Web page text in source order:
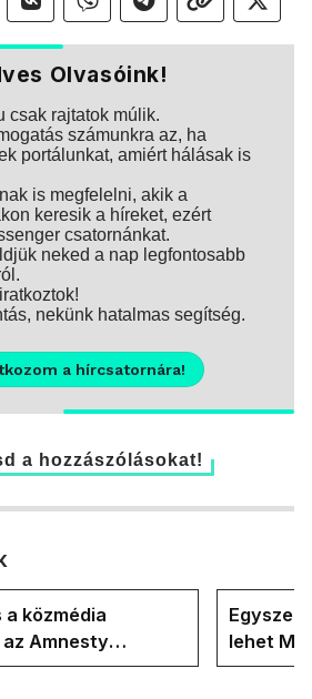
Olvasóink!
csak rajtatok múlik.
számunkra az, ha
portálunkat, amiért hálásak is
is megfelelni, akik a
keresik a híreket, ezért
csatornánkat.
neked a nap legfontosabb
nekünk hatalmas segítség.
a hírcsatornára!
a hozzászólásokat!
közmédia
Amnesty
lehet